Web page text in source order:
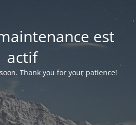
est
actif
Thank you for your patience!